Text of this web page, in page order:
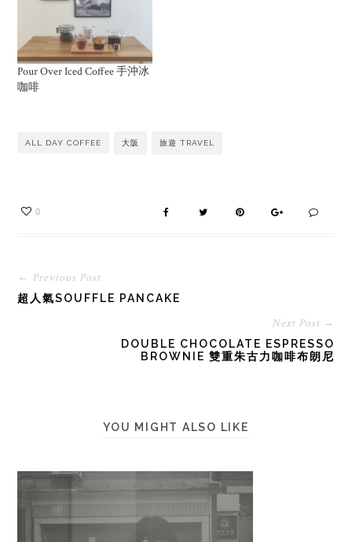
Pour Over Iced Coffee 手沖冰
咖啡
ALL DAY COFFEE 大阪 旅遊 TRAVEL
0
← Previous Post
超人氣SOUFFLE PANCAKE
Next Post →
DOUBLE CHOCOLATE ESPRESSO
BROWNIE 雙重朱古力咖啡布朗尼
YOU MIGHT ALSO LIKE